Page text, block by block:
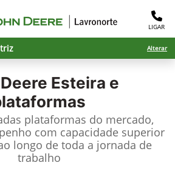
LIGAR
Alterar
Esteira e
plataformas do mercado,
com capacidade superior
longo de toda a jornada de
trabalho